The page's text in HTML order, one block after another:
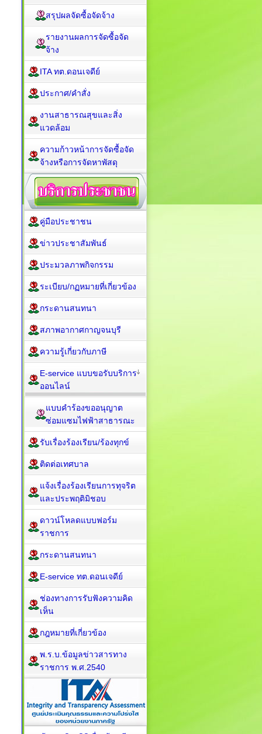
สรุปผลจัดซื้อจัดจ้าง
รายงานผลการจัดซื้อจัด
จ้าง
ITA ทต.ดอนเจดีย์
ประกาศ/คำสั่ง
งานสาธารณสุขและสิ่ง
แวดล้อม
ความก้าวหน้าการจัดซื้อจัด
จ้างหรือการจัดหาพัสดุ
คู่มือประชาชน
ข่าวประชาสัมพันธ์
ประมวลภาพกิจกรรม
ระเบียบ/กฏหมายที่เกี่ยวข้อง
กระดานสนทนา
สภาพอากาศกาญจนบุรี
ความรู้เกี่ยวกับภาษี
E-service แบบขอรับบริการ
ออนไลน์
แบบคำร้องขออนุญาต
ซ่อมแซมไฟฟ้าสาธารณะ
รับเรื่องร้องเรียน/ร้องทุกข์
ติดต่อเทศบาล
แจ้งเรื่องร้องเรียนการทุจริต
และประพฤติมิชอบ
ดาวน์โหลดแบบฟอร์ม
ราชการ
กระดานสนทนา
E-service ทต.ดอนเจดีย์
ช่องทางการรับฟังความคิด
เห็น
กฎหมายที่เกี่ยวข้อง
พ.ร.บ.ข้อมูลข่าวสารทาง
ราชการ พ.ศ.2540